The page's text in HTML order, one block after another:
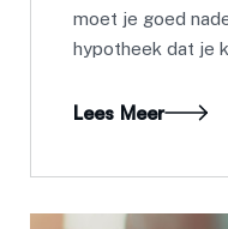
moet je goed
hypotheek dat je
Lees Meer